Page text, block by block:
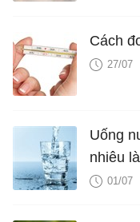
Cách
27/07
Uống
nhiêu
khỏe?
01/07